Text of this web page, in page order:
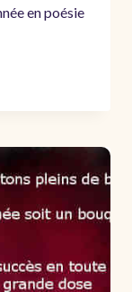
en poésie